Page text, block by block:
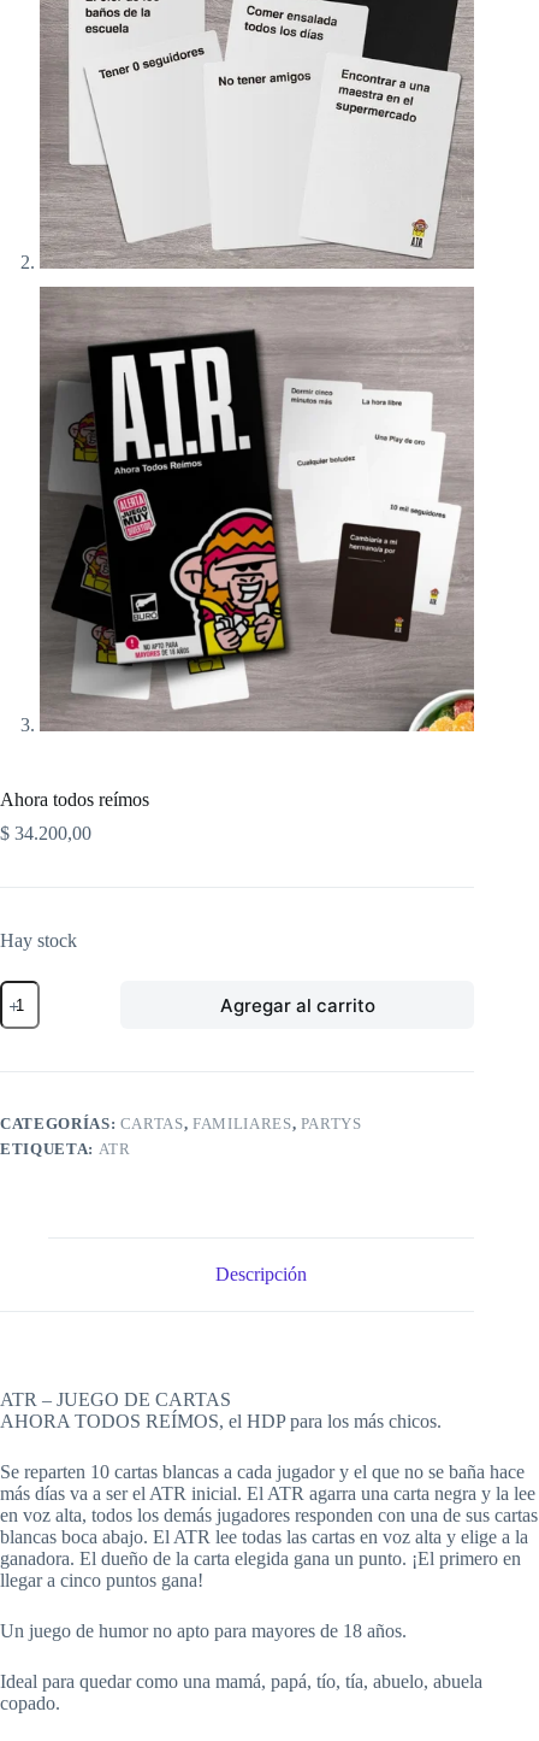
Ahora todos reímos
$ 34.200,00
Hay stock
Ahora
todos
reímos
Agregar al carrito
CATEGORÍAS: CARTAS,FAMILIARES, PARTYS
ETIQUETA: ATR
Descripción
ATR – JUEGO DE CARTAS
AHORA TODOS REÍMOS, el HDP para los más chicos.
Se reparten 10 cartas blancas a cada jugador y el que no se baña hace
más días va a ser el ATR inicial. El ATR agarra una carta negra y la lee
en voz alta, todos los demás jugadores responden con una de sus cartas
blancas boca abajo. El ATR lee todas las cartas en voz alta y elige a la
ganadora. El dueño de la carta elegida gana un punto. ¡El primero en
llegar a cinco puntos gana!
Un juego de humor no apto para mayores de 18 años.
Ideal para quedar como una mamá, papá, tío, tía, abuelo, abuela
copado.